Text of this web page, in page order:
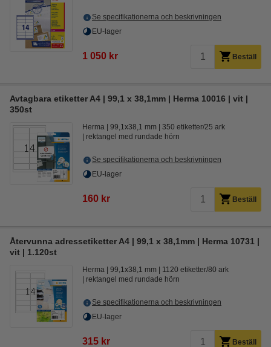
Se specifikationerna och beskrivningen
EU-lager
1 050 kr Beställ
Avtagbara etiketter A4 | 99,1 x 38,1mm | Herma 10016 | vit |
350st
Herma 99,1x38,1 mm
350 etiketter/25 ark
rektangel med rundade hörn
Se specifikationerna och beskrivningen
EU-lager
160 kr Beställ
Återvunna adressetiketter A4 | 99,1 x 38,1mm | Herma 10731 |
vit | 1.120st
Herma 99,1x38,1 mm
1120 etiketter/80 ark
rektangel med rundade hörn
Se specifikationerna och beskrivningen
EU-lager
315 kr Beställ